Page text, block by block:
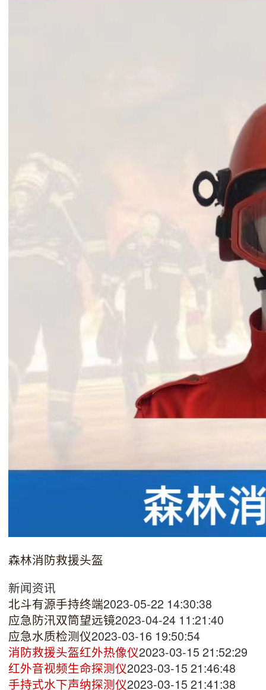
森林消防救援头盔
新闻资讯
北斗有源手持终端2023-05-22 14:30:38
应急防汛双筒望远镜2023-04-24 11:21:40
应急水质检测仪2023-03-16 19:50:54
消防救援头盔红外热像仪2023-03-15 21:52:29
红外音视频生命探测仪2023-03-15 21:46:48
手持式水下声纳探测仪2023-03-15 21:41:38